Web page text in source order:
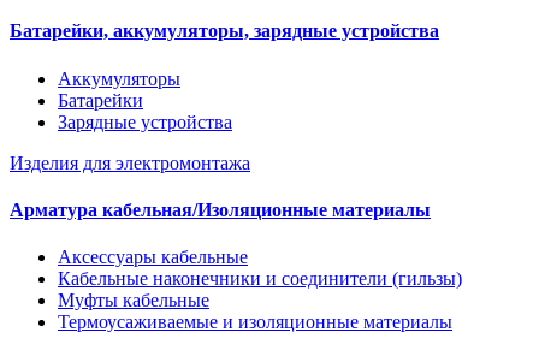
Батарейки, аккумуляторы, зарядные устройства
Аккумуляторы
Батарейки
Зарядные устройства
Изделия для электромонтажа
Арматура кабельная/Изоляционные материалы
Аксессуары кабельные
Кабельные наконечники и соединители (гильзы)
Муфты кабельные
Термоусаживаемые и изоляционные материалы